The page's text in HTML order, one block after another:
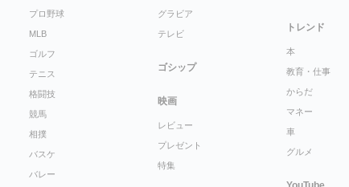
プロ野球
MLB
ゴルフ
テニス
格闘技
競馬
相撲
バスケ
バレー
グラビア
テレビ
ゴシップ
映画
レビュー
プレゼント
特集
トレンド
本
教育・仕事
からだ
マネー
車
グルメ